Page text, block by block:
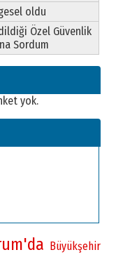
oldu
Özel Güvenlik
Sordum
yok.
Büyükşehir